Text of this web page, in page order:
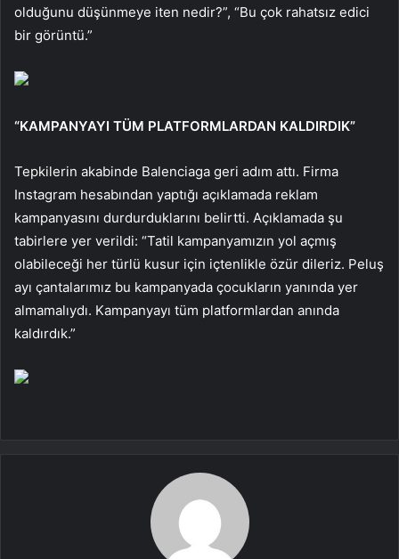
olduğunu düşünmeye iten nedir?”, “Bu çok rahatsız edici
bir görüntü.”
“KAMPANYAYI TÜM PLATFORMLARDAN KALDIRDIK”
Tepkilerin akabinde Balenciaga geri adım attı. Firma
Instagram hesabından yaptığı açıklamada reklam
kampanyasını durdurduklarını belirtti. Açıklamada şu
tabirlere yer verildi: “Tatil kampanyamızın yol açmış
olabileceği her türlü kusur için içtenlikle özür dileriz. Peluş
ayı çantalarımız bu kampanyada çocukların yanında yer
almamalıydı. Kampanyayı tüm platformlardan anında
kaldırdık.”